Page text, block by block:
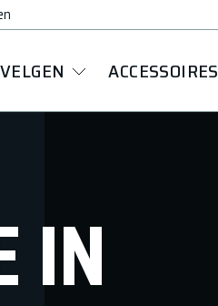
VELGEN ACCESSOIRES
IN